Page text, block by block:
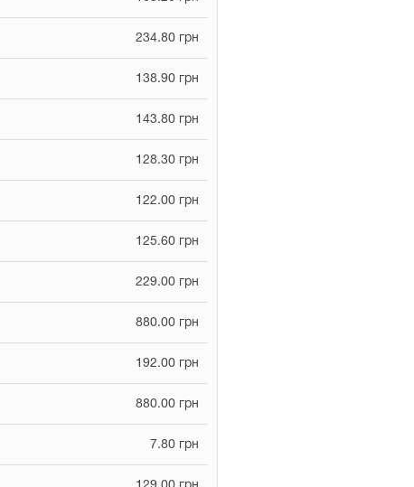
234.80 грн
138.90 грн
143.80 грн
128.30 грн
122.00 грн
125.60 грн
229.00 грн
880.00 грн
192.00 грн
880.00 грн
7.80 грн